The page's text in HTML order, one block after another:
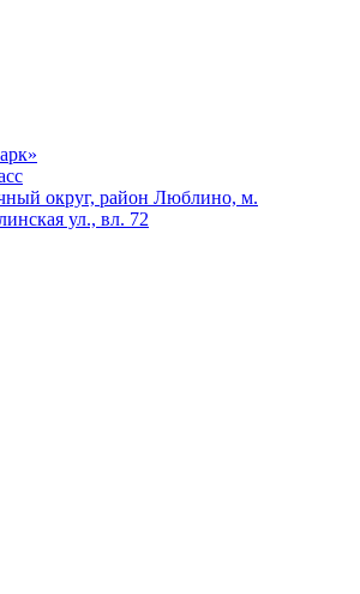
округ, район Люблино, м.
ул., вл. 72